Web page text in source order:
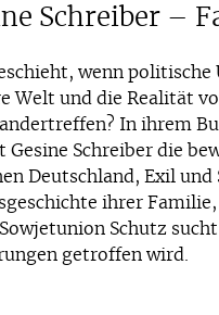
Schreiber –
wenn
Welt und die Realität
In ihrem
Gesine Schreiber die
Deutschland, Exil
ihrer
Schutz
getroffen wird.